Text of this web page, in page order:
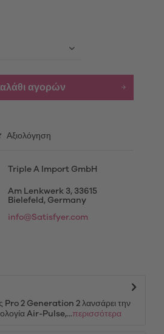
αγορών
Αξιολόγηση
Triple A Import GmbH
Am Lenkwerk 3, 33615
Bielefeld, Germany
info@Satisfyer.com
Pro 2 Generation 2 λανσάρει την
Air-Pulse,...περισσότερα